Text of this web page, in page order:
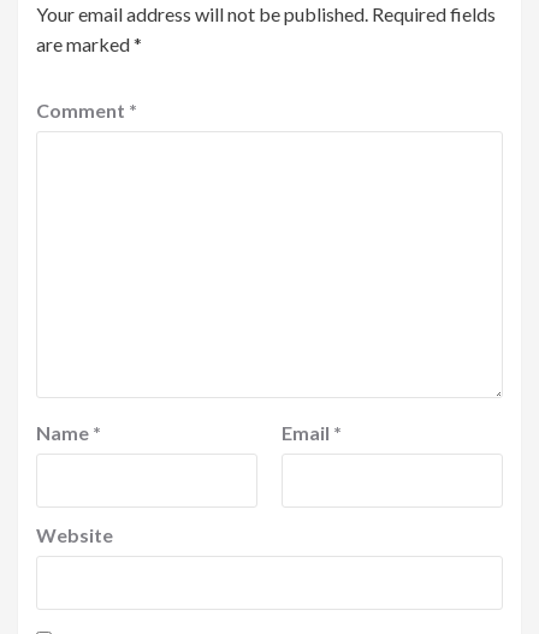
Your email address will not be published. Required fields
are marked*
Comment *
Name * Email *
Website